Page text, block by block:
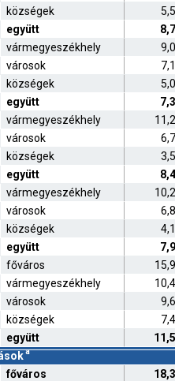
községek
5,5
együtt
8,7
vármegyeszékhely
9,0
városok
7,1
községek
5,0
együtt
7,3
vármegyeszékhely
11,2
városok
6,7
községek
3,5
együtt
8,4
vármegyeszékhely
10,2
városok
6,8
községek
4,1
együtt
7,9
főváros
15,9
vármegyeszékhely
10,4
városok
9,6
községek
7,4
együtt
11,5
a
főváros
18,3